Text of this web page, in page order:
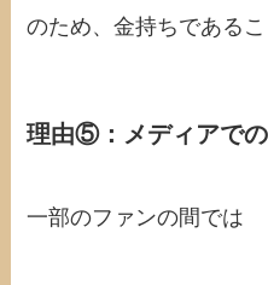
のため、金持ちである
理由⑤：メディアで
一部のファンの間では